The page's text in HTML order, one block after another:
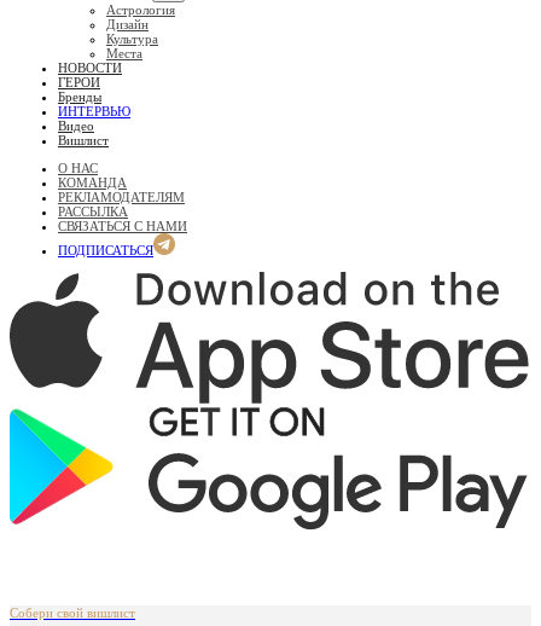
Астрология
Дизайн
Культура
Места
НОВОСТИ
ГЕРОИ
Бренды
ИНТЕРВЬЮ
Видео
Вишлист
О НАС
КОМАНДА
РЕКЛАМОДАТЕЛЯМ
РАССЫЛКА
СВЯЗАТЬСЯ С НАМИ
ПОДПИСАТЬСЯ
Собери свой вишлист